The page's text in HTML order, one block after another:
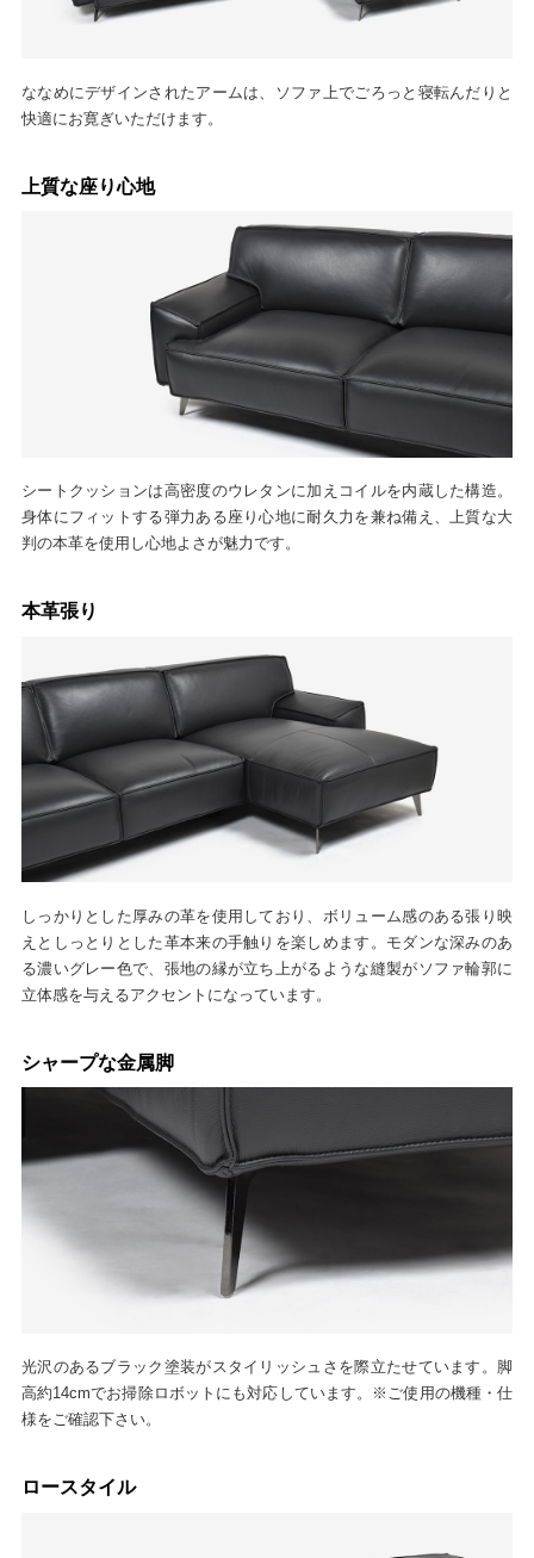
ななめにデザインされたアームは、ソファ上でごろっと寝転んだりと
快適にお寛ぎいただけます。
上質な座り心地
シートクッションは高密度のウレタンに加えコイルを内蔵した構造。
身体にフィットする弾力ある座り心地に耐久力を兼ね備え、上質な大
判の本革を使用し心地よさが魅力です。
本革張り
しっかりとした厚みの革を使用しており、ボリューム感のある張り映
えとしっとりとした革本来の手触りを楽しめます。モダンな深みのあ
る濃いグレー色で、張地の縁が立ち上がるような縫製がソファ輪郭に
立体感を与えるアクセントになっています。
シャープな金属脚
光沢のあるブラック塗装がスタイリッシュさを際立たせています。脚
高約14cmでお掃除ロボットにも対応しています。※ご使用の機種・仕
様をご確認下さい。
ロースタイル